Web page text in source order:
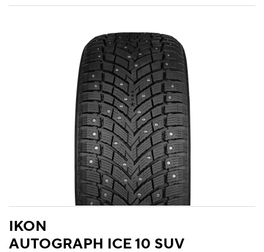
IKON
AUTOGRAPH ICE 10 SUV